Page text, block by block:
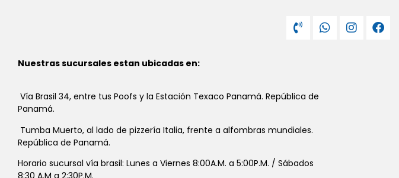
Nuestras sucursales estan ubicadas en:
Vía Brasil 34, entre tus Poofs y la Estación Texaco Panamá. República de
Panamá.
Tumba Muerto, al lado de pizzería Italia, frente a alfombras mundiales.
República de Panamá.
Horario sucursal vía brasil: Lunes a Viernes 8:00A.M. a 5:00P.M. / Sábados
8:30 A.M a 2:30P.M.